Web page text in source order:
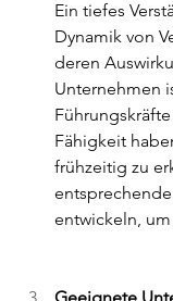
Ein tiefes
Dynamik von
deren
Unternehmen
Fähigkeit
frühzeitig zu
entwickeln,